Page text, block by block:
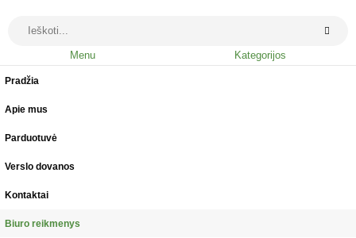
Menu Kategorijos
Pradžia
Apie mus
Parduotuvė
Verslo dovanos
Kontaktai
Biuro reikmenys